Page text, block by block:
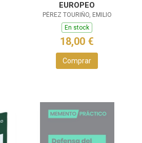
EUROPEO
PÉREZ TOURIÑO, EMILIO
En stock
18,00 €
Comprar